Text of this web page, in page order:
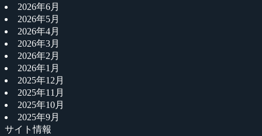
2026年6月
2026年5月
2026年4月
2026年3月
2026年2月
2026年1月
2025年12月
2025年11月
2025年10月
2025年9月
サイト情報